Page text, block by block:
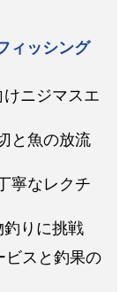
ィッシング
ニジマスエ
と魚の放流
寧なレクチ
りに挑戦
ビスと釣果の